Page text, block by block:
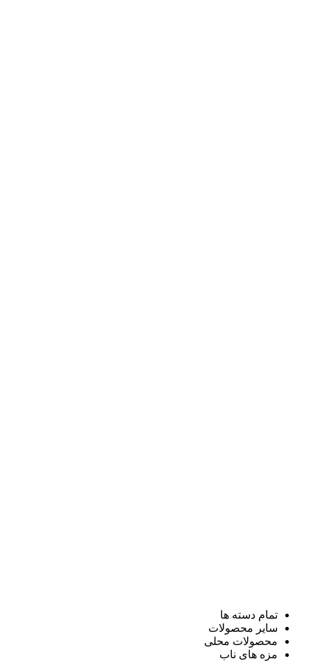
تمام دسته ها
سایر محصولات
محصولات محلی
مزه های ناب